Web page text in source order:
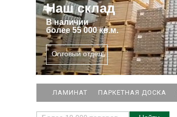
Наш склад
Вналичии
более 55 000 кв.м.
Оптовый отдел
ЛАМИНАТ ПАРКЕТНАЯ ДОСКА